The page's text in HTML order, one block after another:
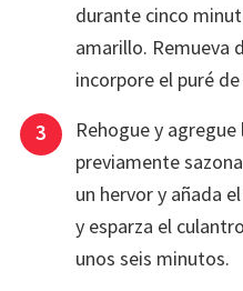
durante cinco
amarillo. Remueva
incorpore el puré
Rehogue y
previamente
un hervor y añada
y esparza el
unos seis minutos.